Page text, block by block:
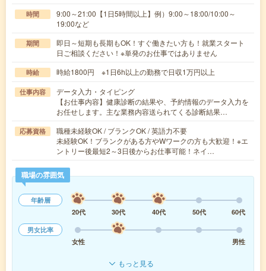
時間
9:00～21:00【1日5時間以上】例）9:00～18:00/10:00～
19:00など
期間
即日～短期も長期もOK！すぐ働きたい方も！就業スタート
日ご相談ください！※単発のお仕事ではありません
時給 時給1800円 ※1日6h以上の勤務で日収1万円以上
仕事内容
データ入力・タイピング
【お仕事内容】健康診断の結果や、予約情報のデータ入力を
お任せします。主な業務内容送られてくる診断結果…
応募資格
職種未経験OK / ブランクOK / 英語力不要
未経験OK！ブランクがある方やWワークの方も大歓迎！※エ
ントリー後最短2～3日後からお仕事可能！ネイ…
職場の雰囲気
年齢層
20代
30代 40代 50代
60代
男女比率
女性
男性
もっと見る